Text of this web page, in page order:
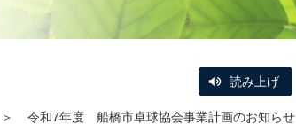
読み上げ
＞ 令和7年度 船橋市卓球協会事業計画のお知らせ